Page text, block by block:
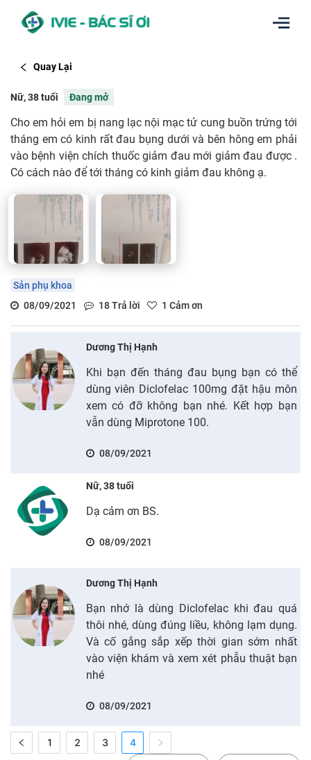
Quay Lại
Nữ, 38 tuổi Đang mở
Cho em hỏi em bị nang lạc nội mạc tử cung buồn trứng tới
tháng em có kinh rất đau bụng dưới và bên hông em phải
vào bệnh viện chích thuốc giảm đau mới giảm đau được .
Có cách nào để tới tháng có kinh giảm đau không ạ.
Sản phụ khoa
08/09/2021
18Trả lời 1 Cảm ơn
Dương Thị Hạnh
Khi bạn đến tháng đau bụng bạn có thể
dùng viên Diclofelac 100mg đặt hậu môn
xem có đỡ không bạn nhé. Kết hợp bạn
vẫn dùng Miprotone 100.
08/09/2021
Nữ, 38 tuổi
Dạ cảm ơn BS.
08/09/2021
Dương Thị Hạnh
Bạn nhớ là dùng Diclofelac khi đau quá
thôi nhé, dùng đúng liều, không lạm dụng.
Và cố gắng sắp xếp thời gian sớm nhất
vào viện khám và xem xét phẫu thuật bạn
nhé
08/09/2021
1 2 3 4